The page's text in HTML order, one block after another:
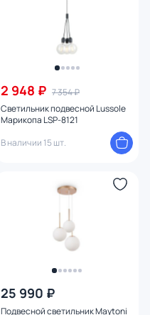
2 948 ₽ 7 354 ₽
Светильник подвесной Lussole
Марикопа LSP-8121
В наличии 15 шт.
25 990 ₽
Подвесной светильник Maytoni